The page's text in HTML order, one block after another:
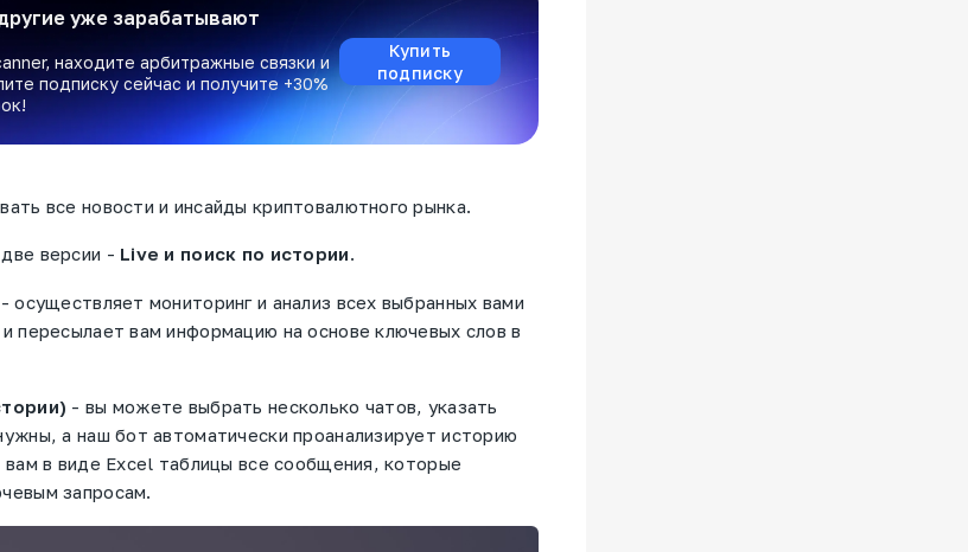
уже зарабатывают
находите арбитражные связки и
подписку сейчас и получите +30%
Купить
подписку
все новости и инсайды криптовалютного рынка.
версии - Live и поиск по истории.
- осуществляет мониторинг и анализ всех выбранных вами
пересылает вам информацию на основе ключевых слов в
- вы можете выбрать несколько чатов, указать
а наш бот автоматически проанализирует историю
в виде Excel таблицы все сообщения, которые
запросам.